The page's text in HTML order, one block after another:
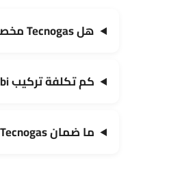
هل Tecnogas مخصصة للفلل أم الشقق؟
كم تكلفة تركيب Tecnogas Combi؟
ما ضمان Tecnogas؟